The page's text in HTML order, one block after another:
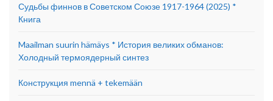
Судьбы финнов в Советском Союзе 1917-1964 (2025) *
Книга
Maailman suurin hämäys * История великих обманов:
Холодный термоядерный синтез
Конструкция mennä + tekemään